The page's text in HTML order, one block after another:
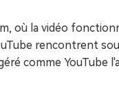
où la vidéo
rencontrent
comme YouTube